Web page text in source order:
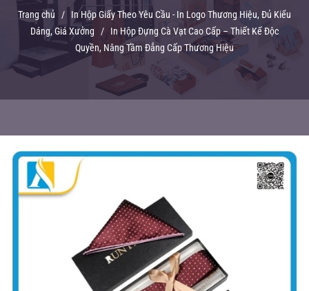
Trang chủ /
In Hộp Giấy Theo Yêu Cầu - In Logo Thương Hiệu, Đủ Kiểu
Dáng, Giá Xưởng
/
In Hộp Đựng Cà Vạt Cao Cấp – Thiết Kế Độc
Quyền, Nâng Tầm Đẳng Cấp Thương Hiệu